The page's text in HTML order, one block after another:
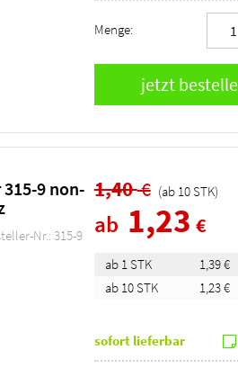
Menge:
9 non-
Nr.: 315-9
1,40€ (ab 10 STK)
ab 1,23 €
ab 1 STK
1,39 €
ab 10 STK
1,23 €
sofort lieferbar